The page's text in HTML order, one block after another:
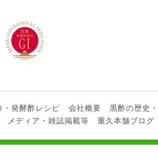
・発酵酢レシピ 会社概要 黒酢の歴史
メディア・雑誌掲載等 重久本舗ブログ